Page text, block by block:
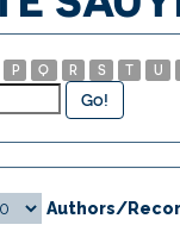
P Q R S T U
Authors/